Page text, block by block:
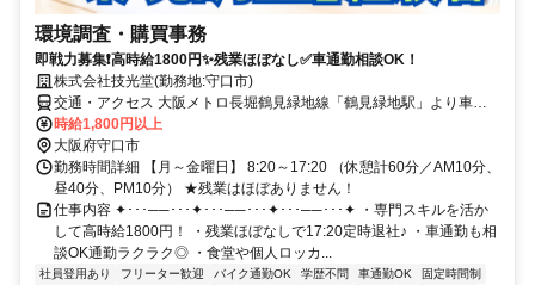
環境調査・購買事務
即戦力募集❗高時給1800円✨残業ほぼなし✅車通勤相談OK！
株式会社技光堂(勤務地:守口市)
交通・アクセス 大阪メトロ長堀鶴見緑地線「鶴見緑地駅」より車で7
分
時給1,800円以上
大阪府守口市
勤務時間詳細 【月～金曜日】 8:20～17:20 （休憩計60分／AM10分、
昼40分、PM10分） ★残業はほぼありません！
仕事内容 ✦･･･──･･･✦･･･──･･･✦･･･──･･･✦ ・専門スキルを活か
して高時給1800円！ ・残業ほぼなしで17:20定時退社♪ ・車通勤も相
談OK通勤ラクラク◎ ・食堂や個人ロッカ...
社員登用あり フリーター歓迎 バイク通勤OK 学歴不問 車通勤OK
固定時間制